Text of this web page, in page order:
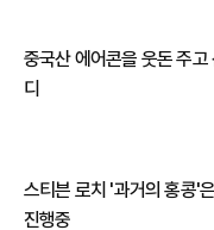
중국산 에어콘을 웃돈 주고
디
스티븐 로치 '과거의 홍콩'
진행중